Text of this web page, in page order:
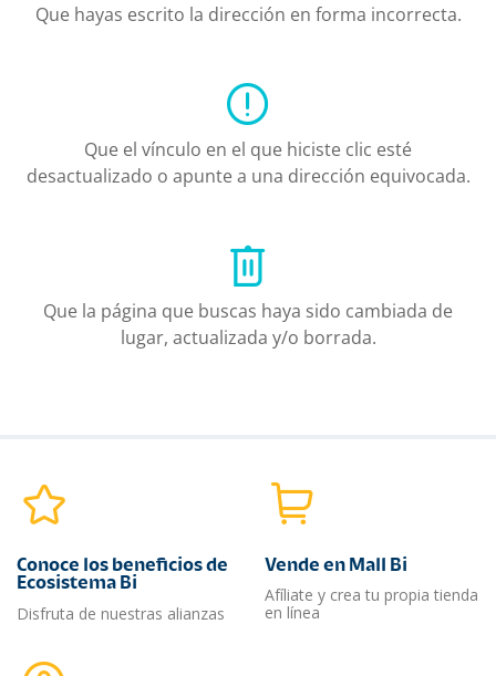
Que hayas escrito la dirección en forma incorrecta.
Que el vínculo en el que hiciste clic esté
desactualizado o apunte a una dirección equivocada.
Que la página que buscas haya sido cambiada de
lugar, actualizada y/o borrada.
Conoce los beneficios de
Ecosistema Bi
Disfruta de nuestras alianzas
Vende en Mall Bi
Afíliate y crea tu propia tienda
en línea